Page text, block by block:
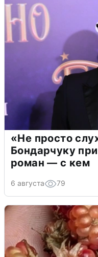
«Не просто
Бондарчуку
роман — с кем
6 августа 79